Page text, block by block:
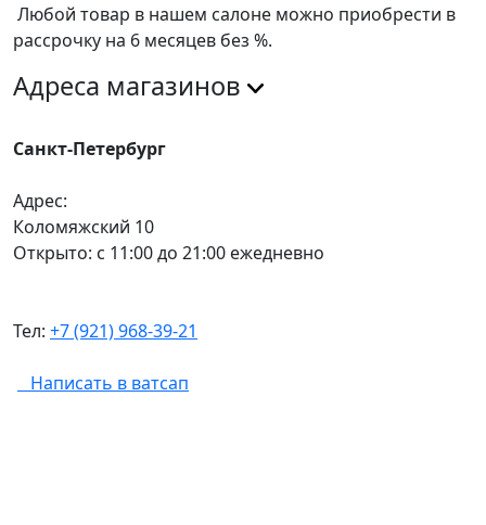
Любой товар в нашем салоне можно приобрести в
рассрочку на 6 месяцев без %.
Адреса магазинов
Санкт-Петербург
Адрес:
Коломяжский 10
Открыто: с 11:00 до 21:00 ежедневно
Тел: +7 (921) 968-39-21
Написать в ватсап